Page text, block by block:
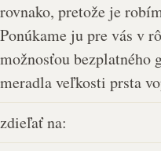
rovnako, pretože je
Ponúkame ju pre vás v
možnosťou bezplatného
meradla veľkosti prsta
zdieľať na: